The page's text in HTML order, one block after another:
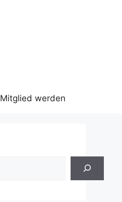
Mitglied werden